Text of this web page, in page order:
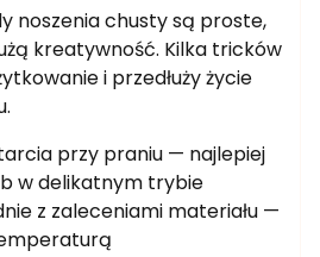
noszenia chusty są proste,
kreatywność. Kilka tricków
i przedłuży życie
przy praniu — najlepiej
w delikatnym trybie
z zaleceniami materiału —